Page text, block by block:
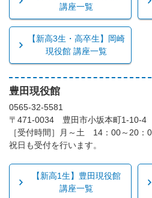
講座一覧
【新高3生・高卒生】岡崎
現役館 講座一覧
豊田現役館
0565-32-5581
〒471-0034 豊田市小坂本町1-10-4
［受付時間］月～土 14：00～20
祝日も受付を行います。
【新高1生】豊田現役館
講座一覧